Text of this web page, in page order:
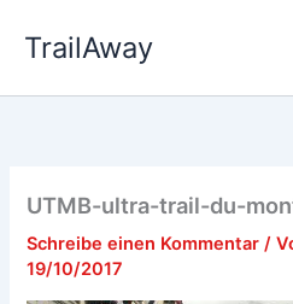
InhaltTrailAway
UTMB-ultra-trail-du-
Schreibe einen Kommentar /
19/10/2017